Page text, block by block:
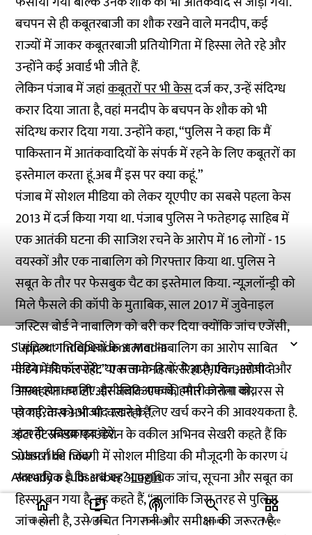
Support Independent Media
मीडिया को कॉरपोरेट या सत्ता के हितों से अप्रभावित, आजाद और
निष्पक्ष होना चाहिए. इसीलिए आपको, हमारी जनता को,
पत्रकारिता को आजाद रखने के लिए खर्च करने की आवश्यकता है.
आज ही सब्सक्राइब करें.
Subscribe now
Already a subscriber?Login
बचपन से ही कबूतरबाजी का शौक रखने वाले मनदीप, कई
राज्यों में जाकर कबूतरबाजी प्रतियोगिता में हिस्सा लेते रहे और
उन्होंने कई अवार्ड भी जीते हैं.
लेकिन पंजाब में जहांकबूतरों पर भी केसदर्ज कर, उन्हें संदिग्ध
करार दिया जाता है, वहां मनदीप के बचपन के शौक को भी
संदिग्ध करार दिया गया. उन्होंने कहा, “पुलिस ने कहा कि मैं
पाकिस्तान में आतंकवादियों के संपर्क में रहने के लिए कबूतरों का
इस्तेमाल करता हूं.अब मैं इस पर क्या कहूं.”
पंजाब में सोशल मीडिया को लेकर यूएपीए का सबसे पहला केस
2013 में दर्ज किया गया था. पंजाब पुलिस ने फतेहगढ़ साहिब में
एक आतंकी घटना की साजिश रचने के आरोप में 16 लोगों - 15
वयस्कों और एक नाबालिग को गिरफ्तार किया था. पुलिस ने
सबूत के तौर पर फेसबुक चैट का इस्तेमाल किया. न्यूज़लॉन्ड्री को
मिले फैसले की कॉपी के मुताबिक, साल 2017 में जुवेनाइल
जस्टिस बोर्ड ने नाबालिग को बरी कर दिया क्योंकि जांच एजेंसी,
”संदिग्ध गतिविधियों के अलावा नाबालिग का आरोप साबित
करने में विफल रही.” एक जमानत पर रिहा है, एक आरोपी ने
आत्महत्या कर ली और जबकि एक की मौत कोरोना वायरस से
हो गई. केस अभी भी चल रहा है.
इंटरनेट फ्रीडम फाउंडेशन के वकील अभिनव सेखरी कहते हैं कि
रोजमर्रा की जिंदगी में सोशल मीडिया की मौजूदगी के कारण ये
स्वाभाविक है कि अब यह आपराधिक जांच, सूचना और सबूत का
हिस्सा बन गया है. वह कहते हैं, “हालांकि जिस तरह से पुलिस
जांच होती है, उसे उचित निगरानी और समीक्षा की जरूरत है.
home
Home
ondemand_video
Video
podcasts
Podcast Search
widgets
More